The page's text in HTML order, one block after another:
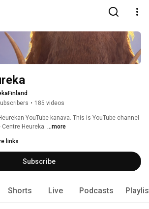
• 185 videos
YouTube-kanava. This is YouTube-channel
Heureka. ...more
links
Subscribe
Shorts Live Podcasts